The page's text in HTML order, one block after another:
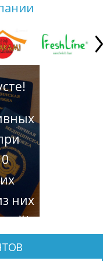
них